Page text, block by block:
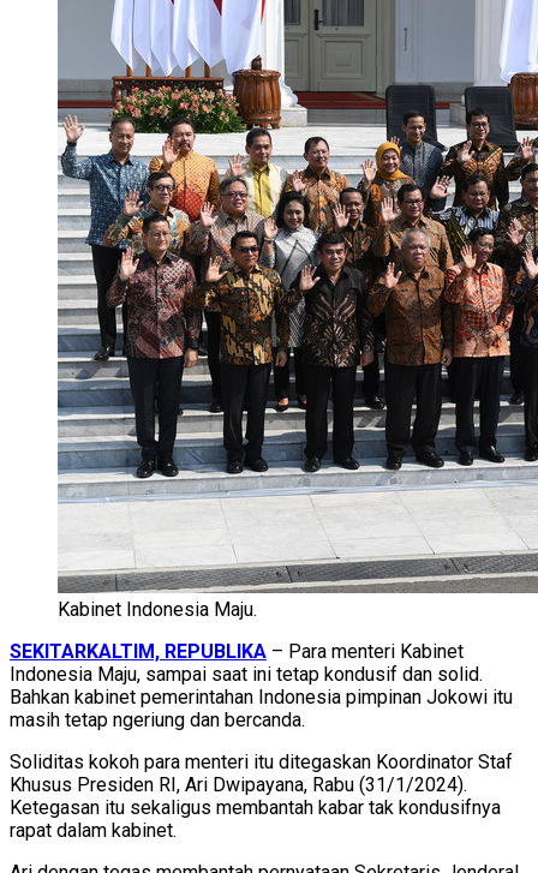
Kabinet Indonesia Maju.
SEKITARKALTIM, REPUBLIKA – Para menteri Kabinet
Indonesia Maju, sampai saat ini tetap kondusif dan solid.
Bahkan kabinet pemerintahan Indonesia pimpinan Jokowi itu
masih tetap ngeriung dan bercanda.
Soliditas kokoh para menteri itu ditegaskan Koordinator Staf
Khusus Presiden RI, Ari Dwipayana, Rabu (31/1/2024).
Ketegasan itu sekaligus membantah kabar tak kondusifnya
rapat dalam kabinet.